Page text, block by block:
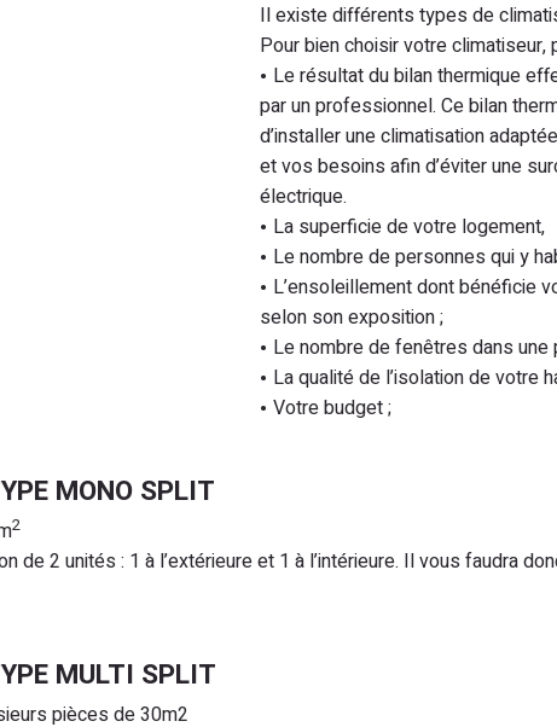
Il existe différents types de
Pour bien choisir votre climatiseur,
Le résultat du bilan thermique
par un professionnel. Ce bilan
d’installer une climatisation
et vos besoins afin d’éviter une
électrique.
La superficie de votre logement,
Le nombre de personnes qui y
L’ensoleillement dont bénéficie
selon son exposition ;
Le nombre de fenêtres dans une
La qualité de l’isolation de votre
Votre budget ;
MONO SPLIT
2
de 2 unités : 1 à l’extérieure et 1 à l’intérieure. Il vous faudra
MULTI SPLIT
pièces de 30m2